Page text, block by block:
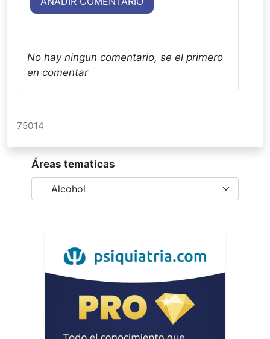
No hay ningun comentario, se el primero
en comentar
75014
Áreas tematicas